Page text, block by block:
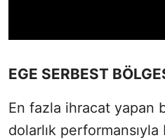
EGE SERBEST
En fazla ihracat yapan
dolarlık